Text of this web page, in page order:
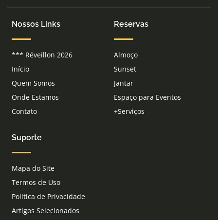
Nossos Links
*** Réveillon 2026
Início
Quem Somos
Onde Estamos
Contato
Reservas
Almoço
Sunset
Jantar
Espaço para Eventos
+Serviços
Suporte
Mapa do Site
Termos de Uso
Política de Privacidade
Artigos Selecionados